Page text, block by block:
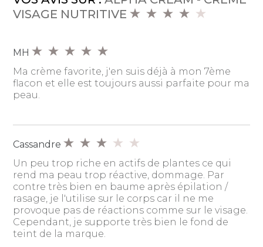
VISAGE NUTRITIVE
MH
Ma crème favorite, j'en suis déjà à mon 7ème
flacon et elle est toujours aussi parfaite pour ma
peau.
Cassandre
Un peu trop riche en actifs de plantes ce qui
rend ma peau trop réactive, dommage. Par
contre très bien en baume après épilation /
rasage, je l'utilise sur le corps car il ne me
provoque pas de réactions comme sur le visage.
Cependant, je supporte très bien le fond de
teint de la marque.